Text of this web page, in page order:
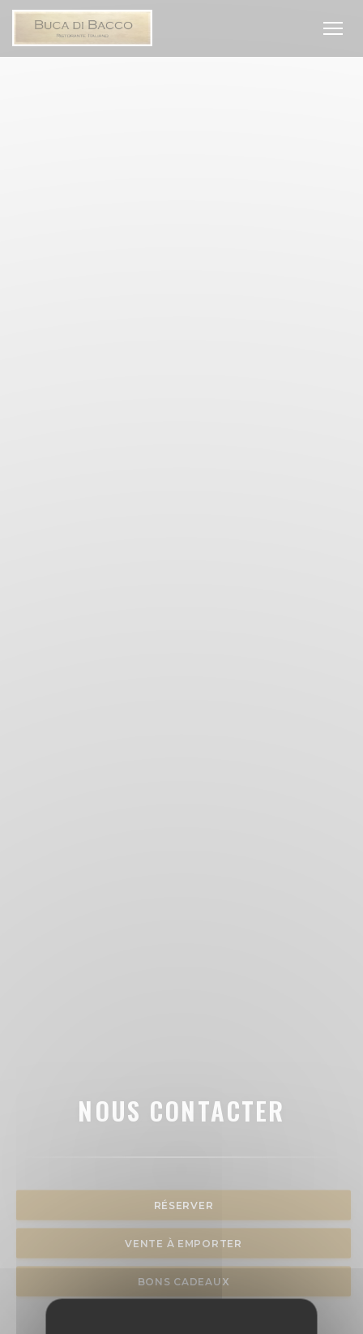
Personnalisation de vos choix en matière de cookies
NOUS CONTACTER
RÉSERVER
VENTE À EMPORTER
BONS CADEAUX